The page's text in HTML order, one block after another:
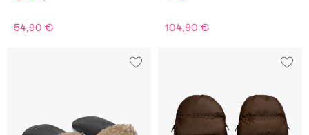
54,90 € 104,90 €